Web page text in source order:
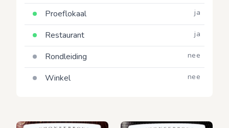
Proeflokaal ja
Restaurant ja
Rondleiding nee
Winkel nee